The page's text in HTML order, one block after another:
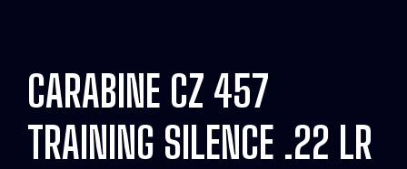
CARABINE CZ 457
TRAINING SILENCE .22 LR